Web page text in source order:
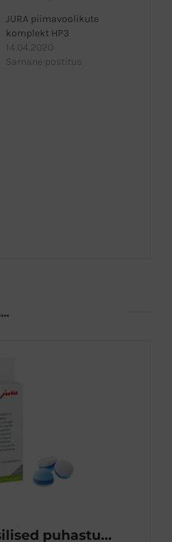
JURA piimavoolikute
komplekt HP3
14.04.2020
Sarnane postitus
JURA kolmefaasilised puhastustabletid 6tk